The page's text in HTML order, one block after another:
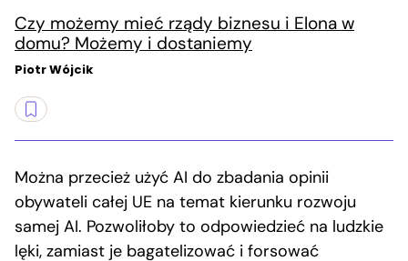
Czy możemy mieć rządy biznesu i Elona w
domu? Możemy i dostaniemy
Piotr Wójcik
Można przecież użyć AI do zbadania opinii
obywateli całej UE na temat kierunku rozwoju
samej AI. Pozwoliłoby to odpowiedzieć na ludzkie
lęki, zamiast je bagatelizować i forsować